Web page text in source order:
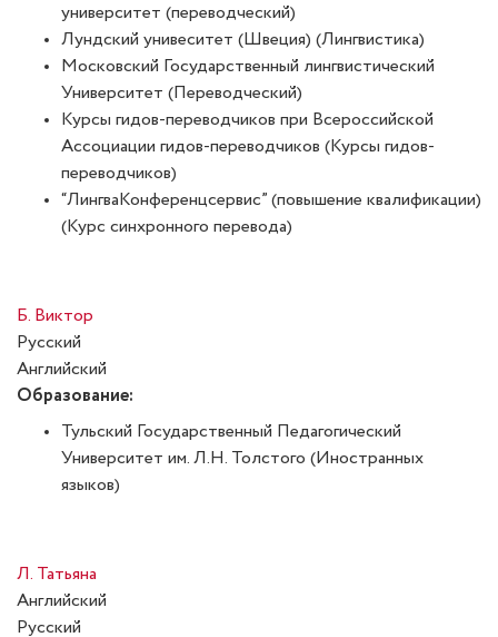
университет (переводческий)
Лундский унивеситет (Швеция) (Лингвистика)
Московский Государственный лингвистический
Университет (Переводческий)
Курсы гидов-переводчиков при Всероссийской
Ассоциации гидов-переводчиков (Курсы гидов-
переводчиков)
“ЛингваКонференцсервис” (повышение квалификации)
(Курс синхронного перевода)
Б. Виктор
Русский
Английский
Образование:
Тульский Государственный Педагогический
Университет им. Л.Н. Толстого (Иностранных
языков)
Л. Татьяна
Английский
Русский